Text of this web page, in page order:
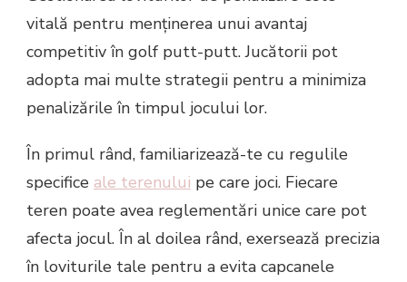
vitală pentru menținerea unui avantaj
competitiv în golf putt-putt. Jucătorii pot
adopta mai multe strategii pentru a minimiza
penalizările în timpul jocului lor.
În primul rând, familiarizează-te cu regulile
specifice ale terenului pe care joci. Fiecare
teren poate avea reglementări unice care pot
afecta jocul. În al doilea rând, exersează precizia
în loviturile tale pentru a evita capcanele